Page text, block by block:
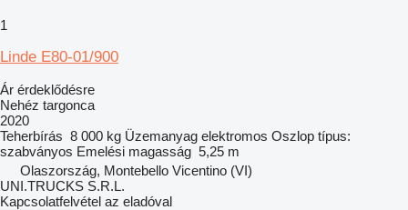
1
Linde E80-01/900
Ár érdeklődésre
Nehéz targonca
2020
Teherbírás 8 000 kg Üzemanyag elektromos Oszlop típus:
szabványos Emelési magasság 5,25 m
Olaszország, Montebello Vicentino (VI)
UNI.TRUCKS S.R.L.
Kapcsolatfelvétel az eladóval